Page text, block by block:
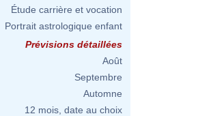
Étude carrière et vocation
Portrait astrologique enfant
Prévisions détaillées
Août
Septembre
Automne
12 mois, date au choix